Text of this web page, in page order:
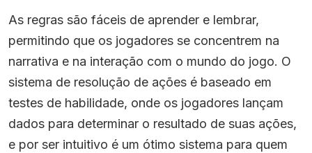
As regras são fáceis de aprender e lembrar,
permitindo que os jogadores se concentrem na
narrativa e na interação com o mundo do jogo. O
sistema de resolução de ações é baseado em
testes de habilidade, onde os jogadores lançam
dados para determinar o resultado de suas ações,
e por ser intuitivo é um ótimo sistema para quem